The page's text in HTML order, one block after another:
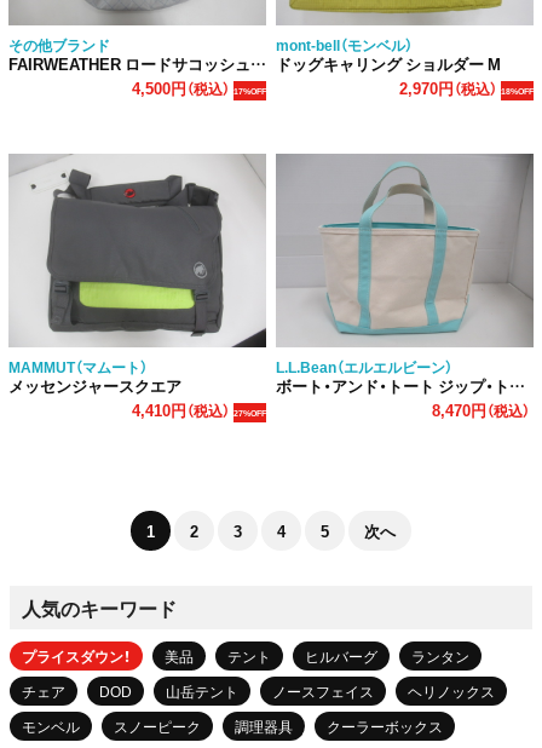
その他ブランド
FAIRWEATHER ロードサコッシュ エコパック
4,500円（税込） 17%OFF
mont-bell（モンベル）
ドッグキャリング ショルダー M
2,970円（税込） 18%OFF
MAMMUT（マムート）
メッセンジャースクエア
4,410円（税込） 27%OFF
L.L.Bean（エルエルビーン）
ボート・アンド・トート ジップ・トップ
8,470円（税込）
1 2 3 4 5 次へ
人気のキーワード
プライスダウン！ 美品 テント ヒルバーグ
ランタン
チェア
DOD 山岳テント ノースフェイス
ヘリノックス
モンベル
スノーピーク 調理器具 クーラーボックス